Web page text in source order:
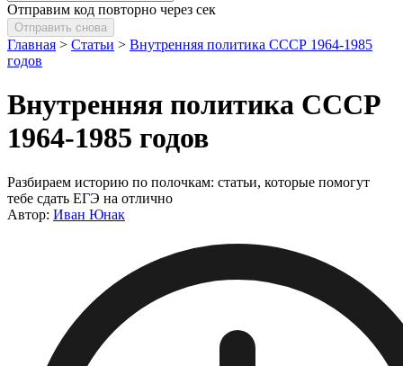
Отправим код повторно через сек
Отправить снова
Главная > Статьи > Внутренняя политика СССР 1964-1985
годов
Внутренняя политика СССР
1964-1985 годов
Разбираем историю по полочкам: статьи, которые помогут
тебе сдать ЕГЭ на отлично
Автор: Иван Юнак